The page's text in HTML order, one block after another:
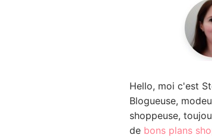
Hello, moi c'est
Blogueuse,
shoppeuse,
de bons plans